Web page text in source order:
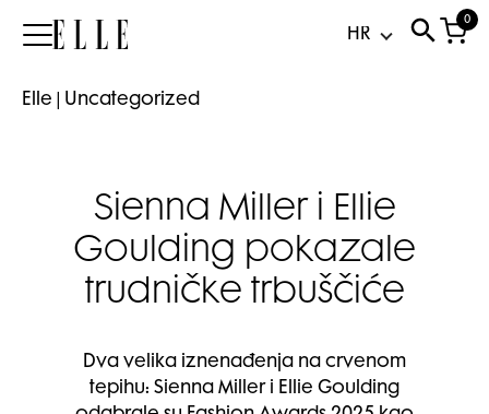
Elle
0
Elle Uncategorized
Sienna Miller i Ellie
Goulding pokazale
trudničke trbuščiće
Dva velika iznenađenja na crvenom
tepihu: Sienna Miller i Ellie Goulding